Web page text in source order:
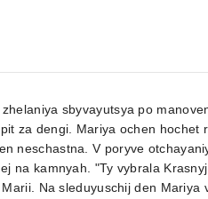
sbyvayutsya po
za dengi. Mariya ochen hochet
neschastna. V poryve
na kamnyah. "Ty vybrala
Na sleduyuschij den Mariya